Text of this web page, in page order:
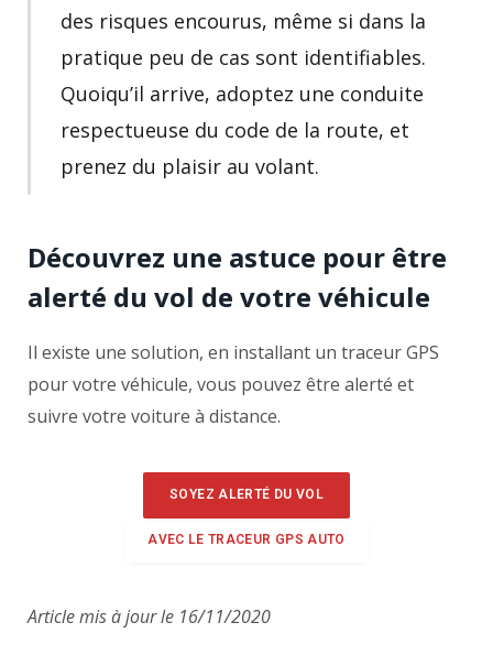
des risques encourus, même si dans la
pratique peu de cas sont identifiables.
Quoiqu’il arrive, adoptez une conduite
respectueuse du code de la route, et
prenez du plaisir au volant.
Découvrez une astuce pour être
alerté du vol de votre véhicule
Il existe une solution, en installant un traceur GPS
pour votre véhicule, vous pouvez être alerté et
suivre votre voiture à distance.
SOYEZ ALERTÉ DU VOL
AVEC LE TRACEUR GPS AUTO
Article mis à jour le 16/11/2020